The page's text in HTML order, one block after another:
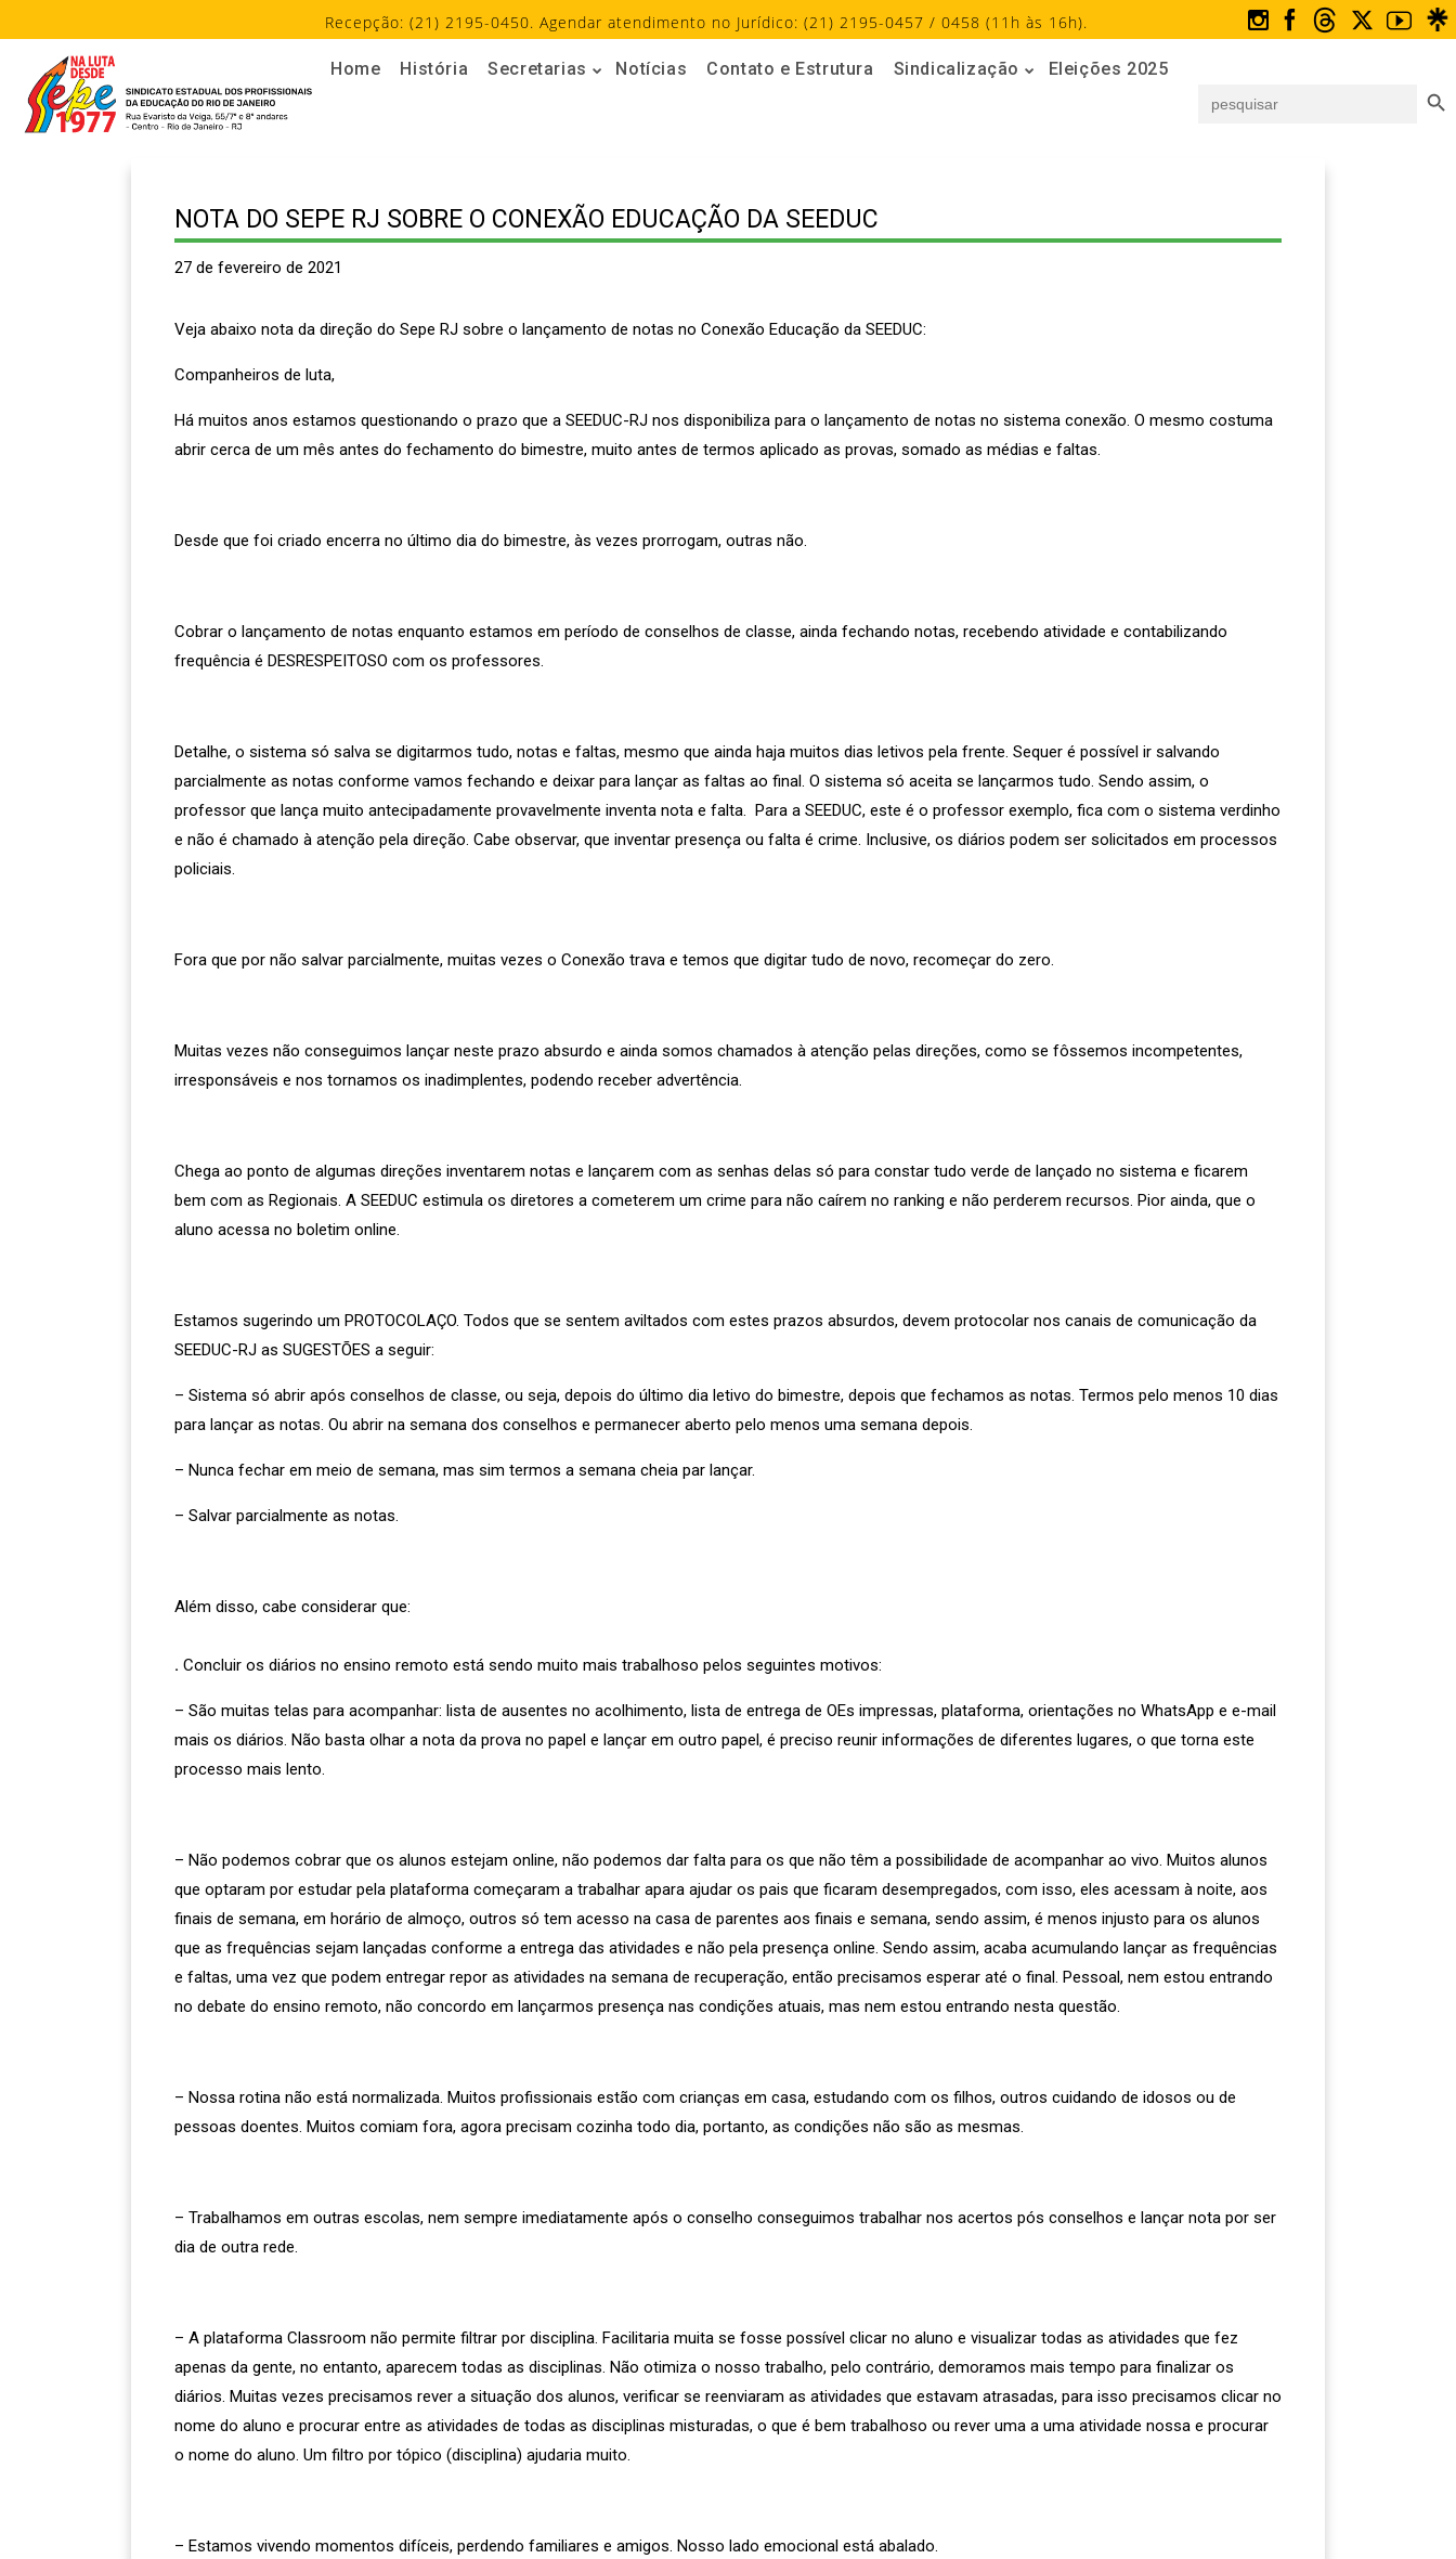
Recepção: (21) 2195-0450. Agendar atendimento no Jurídico: (21) 2195-0457 / 0458 (11h às 16h).
Home História Secretarias Notícias Contato e Estrutura Sindicalização
Eleições 2025
for:
NOTA DO SEPE RJ SOBRE O CONEXÃO EDUCAÇÃO DA SEEDUC
27 de fevereiro de 2021
Veja abaixo nota da direção do Sepe RJ sobre o lançamento de notas no Conexão Educação da SEEDUC:
Companheiros de luta,
Há muitos anos estamos questionando o prazo que a SEEDUC-RJ nos disponibiliza para o lançamento de notas no sistema conexão. O mesmo costuma
abrir cerca de um mês antes do fechamento do bimestre, muito antes de termos aplicado as provas, somado as médias e faltas.
Desde que foi criado encerra no último dia do bimestre, às vezes prorrogam, outras não.
Cobrar o lançamento de notas enquanto estamos em período de conselhos de classe, ainda fechando notas, recebendo atividade e contabilizando
frequência é DESRESPEITOSO com os professores.
Detalhe, o sistema só salva se digitarmos tudo, notas e faltas, mesmo que ainda haja muitos dias letivos pela frente. Sequer é possível ir salvando
parcialmente as notas conforme vamos fechando e deixar para lançar as faltas ao final. O sistema só aceita se lançarmos tudo. Sendo assim, o
professor que lança muito antecipadamente provavelmente inventa nota e falta. Para a SEEDUC, este é o professor exemplo, fica com o sistema verdinho
e não é chamado à atenção pela direção. Cabe observar, que inventar presença ou falta é crime. Inclusive, os diários podem ser solicitados em processos
policiais.
Fora que por não salvar parcialmente, muitas vezes o Conexão trava e temos que digitar tudo de novo, recomeçar do zero.
Muitas vezes não conseguimos lançar neste prazo absurdo e ainda somos chamados à atenção pelas direções, como se fôssemos incompetentes,
irresponsáveis e nos tornamos os inadimplentes, podendo receber advertência.
Chega ao ponto de algumas direções inventarem notas e lançarem com as senhas delas só para constar tudo verde de lançado no sistema e ficarem
bem com as Regionais. A SEEDUC estimula os diretores a cometerem um crime para não caírem no ranking e não perderem recursos. Pior ainda, que o
aluno acessa no boletim online.
Estamos sugerindo um PROTOCOLAÇO. Todos que se sentem aviltados com estes prazos absurdos, devem protocolar nos canais de comunicação da
SEEDUC-RJ as SUGESTÕES a seguir:
– Sistema só abrir após conselhos de classe, ou seja, depois do último dia letivo do bimestre, depois que fechamos as notas. Termos pelo menos 10 dias
para lançar as notas. Ou abrir na semana dos conselhos e permanecer aberto pelo menos uma semana depois.
– Nunca fechar em meio de semana, mas sim termos a semana cheia par lançar.
– Salvar parcialmente as notas.
Além disso, cabe considerar que:
. Concluir os diários no ensino remoto está sendo muito mais trabalhoso pelos seguintes motivos:
– São muitas telas para acompanhar: lista de ausentes no acolhimento, lista de entrega de OEs impressas, plataforma, orientações no WhatsApp e e-mail
mais os diários. Não basta olhar a nota da prova no papel e lançar em outro papel, é preciso reunir informações de diferentes lugares, o que torna este
processo mais lento.
– Não podemos cobrar que os alunos estejam online, não podemos dar falta para os que não têm a possibilidade de acompanhar ao vivo. Muitos alunos
que optaram por estudar pela plataforma começaram a trabalhar apara ajudar os pais que ficaram desempregados, com isso, eles acessam à noite, aos
finais de semana, em horário de almoço, outros só tem acesso na casa de parentes aos finais e semana, sendo assim, é menos injusto para os alunos
que as frequências sejam lançadas conforme a entrega das atividades e não pela presença online. Sendo assim, acaba acumulando lançar as frequências
e faltas, uma vez que podem entregar repor as atividades na semana de recuperação, então precisamos esperar até o final. Pessoal, nem estou entrando
no debate do ensino remoto, não concordo em lançarmos presença nas condições atuais, mas nem estou entrando nesta questão.
– Nossa rotina não está normalizada. Muitos profissionais estão com crianças em casa, estudando com os filhos, outros cuidando de idosos ou de
pessoas doentes. Muitos comiam fora, agora precisam cozinha todo dia, portanto, as condições não são as mesmas.
– Trabalhamos em outras escolas, nem sempre imediatamente após o conselho conseguimos trabalhar nos acertos pós conselhos e lançar nota por ser
dia de outra rede.
– A plataforma Classroom não permite filtrar por disciplina. Facilitaria muita se fosse possível clicar no aluno e visualizar todas as atividades que fez
apenas da gente, no entanto, aparecem todas as disciplinas. Não otimiza o nosso trabalho, pelo contrário, demoramos mais tempo para finalizar os
diários. Muitas vezes precisamos rever a situação dos alunos, verificar se reenviaram as atividades que estavam atrasadas, para isso precisamos clicar no
nome do aluno e procurar entre as atividades de todas as disciplinas misturadas, o que é bem trabalhoso ou rever uma a uma atividade nossa e procurar
o nome do aluno. Um filtro por tópico (disciplina) ajudaria muito.
– Estamos vivendo momentos difíceis, perdendo familiares e amigos. Nosso lado emocional está abalado.